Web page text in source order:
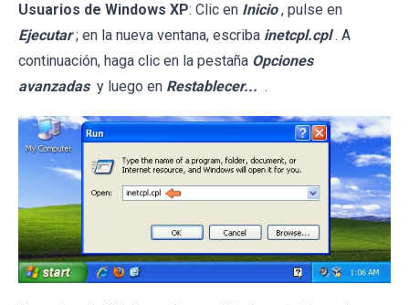
Usuarios de Windows XP: Clic en Inicio , pulse en
Ejecutar ; en la nueva ventana, escriba inetcpl.cpl . A
continuación, haga clic en la pestaña Opciones
avanzadas y luego en Restablecer... .